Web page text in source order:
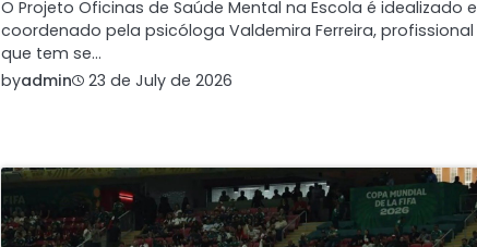
O Projeto Oficinas de Saúde Mental na Escola é idealizado e
coordenado pela psicóloga Valdemira Ferreira, profissional
que tem se…
byadmin 23 de July de 2026